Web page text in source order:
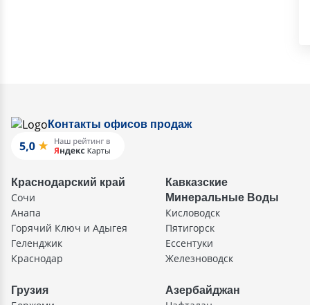
Контакты офисов продаж
Краснодарский край
Сочи
Анапа
Горячий Ключ и Адыгея
Геленджик
Краснодар
Кавказские
Минеральные Воды
Кисловодск
Пятигорск
Ессентуки
Железноводск
Грузия Азербайджан